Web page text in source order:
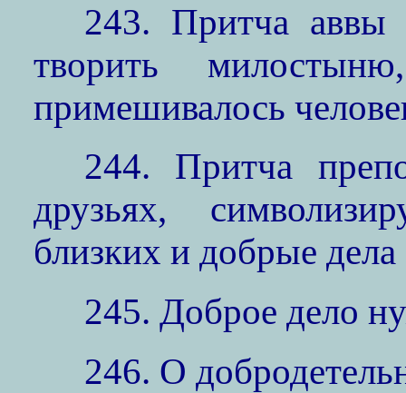
243. Притча
творить
примешивалось
244. Притча
друзьях,
близких и добрые дела
245. Доброе дело
246. О